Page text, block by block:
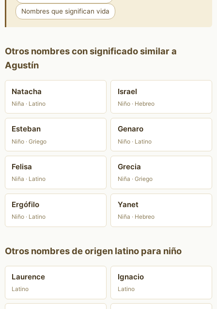
Nombres que significan vida
Otros nombres con significado similar a
Agustín
Natacha
Niña · Latino
Israel
Niño · Hebreo
Esteban
Niño · Griego
Genaro
Niño · Latino
Felisa
Niña · Latino
Grecia
Niña · Griego
Ergófilo
Niño · Latino
Yanet
Niña · Hebreo
Otros nombres de origen latino para niño
Laurence
Latino
Ignacio
Latino